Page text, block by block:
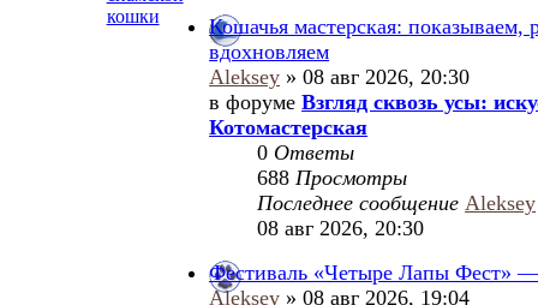
кошки
Кошачья мастерская: показываем,
вдохновляем
Aleksey » 08 авг 2026, 20:30
в форумеВзгляд сквозь усы:
Котомастерская
0 Ответы
688Просмотры
Последнее сообщениеAleksey
08 авг 2026, 20:30
Фестиваль «Четыре Лапы Фест» —
Aleksey » 08 авг 2026, 19:04